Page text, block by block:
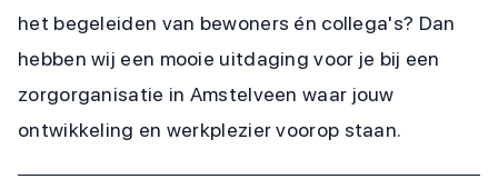
het begeleiden van bewoners én collega's? Dan
hebben wij een mooie uitdaging voor je bij een
zorgorganisatie in Amstelveen waar jouw
ontwikkeling en werkplezier voorop staan.